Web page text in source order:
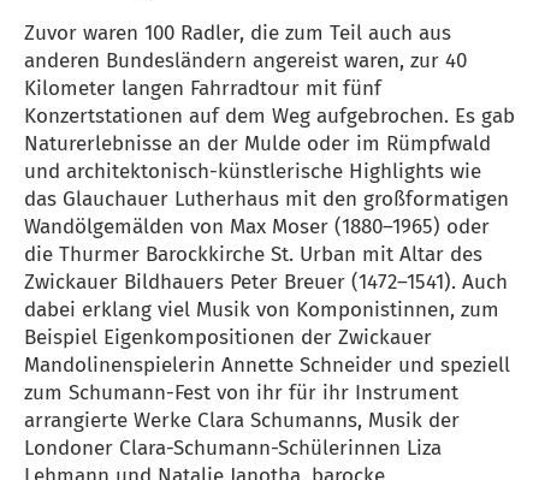
Zuvor waren 100 Radler, die zum Teil auch aus
anderen Bundesländern angereist waren, zur 40
Kilometer langen Fahrradtour mit fünf
Konzertstationen auf dem Weg aufgebrochen. Es gab
Naturerlebnisse an der Mulde oder im Rümpfwald
und architektonisch-künstlerische Highlights wie
das Glauchauer Lutherhaus mit den großformatigen
Wandölgemälden von Max Moser (1880–1965) oder
die Thurmer Barockkirche St. Urban mit Altar des
Zwickauer Bildhauers Peter Breuer (1472–1541). Auch
dabei erklang viel Musik von Komponistinnen, zum
Beispiel Eigenkompositionen der Zwickauer
Mandolinenspielerin Annette Schneider und speziell
zum Schumann-Fest von ihr für ihr Instrument
arrangierte Werke Clara Schumanns, Musik der
Londoner Clara-Schumann-Schülerinnen Liza